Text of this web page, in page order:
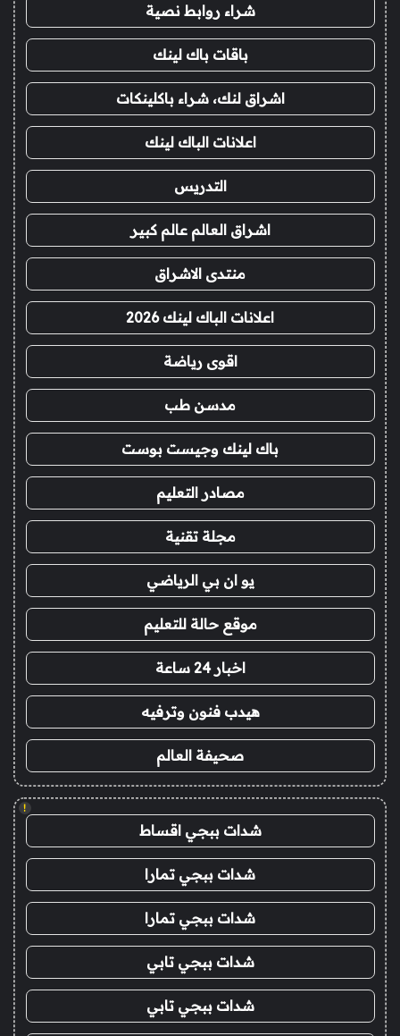
شراء روابط نصية
باقات باك لينك
اشراق لنك، شراء باكلينكات
اعلانات الباك لينك
التدريس
اشراق العالم عالم كبير
منتدى الاشراق
اعلانات الباك لينك 2026
اقوى رياضة
مدسن طب
باك لينك وجيست بوست
مصادر التعليم
مجلة تقنية
يو ان بي الرياضي
موقع حالة للتعليم
اخبار 24 ساعة
هيدب فنون وترفيه
صحيفة العالم
!
شدات ببجي اقساط
شدات ببجي تمارا
شدات ببجي تمارا
شدات ببجي تابي
شدات ببجي تابي